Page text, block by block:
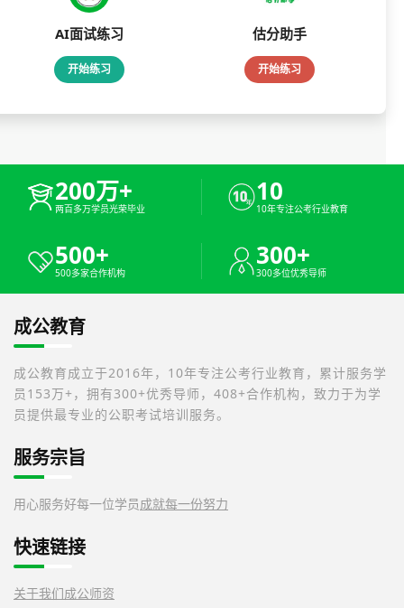
AI面试练习
开始练习
估分助手
开始练习
200万+
两百多万学员光荣毕业
10
10年专注公考行业教育
500+
500多家合作机构
300+
300多位优秀导师
成公教育
成公教育成立于2016年，10年专注公考行业教育，累计服务学
员153万+，拥有300+优秀导师，408+合作机构，致力于为学
员提供最专业的公职考试培训服务。
服务宗旨
用心服务好每一位学员成就每一份努力
快速链接
关于我们成公师资